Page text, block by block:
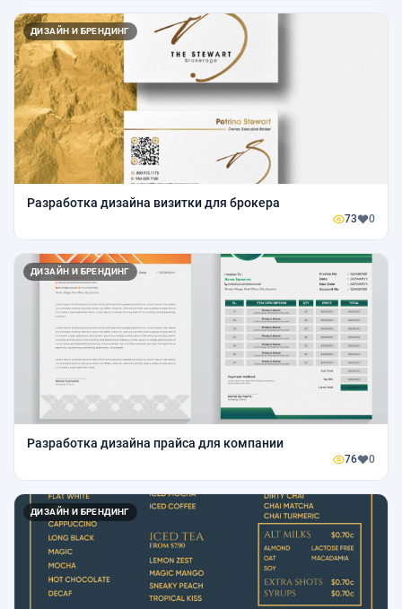
ДИЗАЙН И БРЕНДИНГ
Разработка дизайна визитки для брокера
73 0
ДИЗАЙН И БРЕНДИНГ
Разработка дизайна прайса для компании
76 0
ДИЗАЙН И БРЕНДИНГ